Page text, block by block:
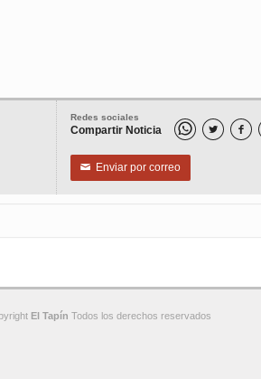
Redes sociales
Compartir Noticia  
✉ Enviar por correo
El Tapín Todos los derechos reservados